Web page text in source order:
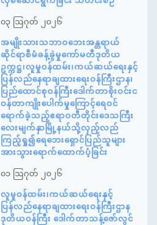
၀၃ ဩဂုတ် ၂၀၂၆
အမျိုးသားသဘာဝဘေးအန္တရာယ်
ဆိုင်ရာစီမံခန့်ခွဲမှုကော်မတီဒုတိယ
ဥက္ကဋ္ဌ၊လူမှုဝန်ထမ်း၊ကယ်ဆယ်ရေးနှင့်
ပြန်လည်နေရာချထားရေးဝန်ကြီးဌာန၊
ပြည်ထောင်စုဝန်ကြီးဒေါက်တာစိုးဝင်းင
ဝန်တာကျိုးပေါက်မှုကြောင့်ရေဝင်
ရောက်ခဲ့သည့်ဧရာဝတီတိုင်းဒေသကြီး
လေးမျက်နှာမြို့နယ်သို့လှည့်လည်
ကြည့်ရှု၍ရေဘေးရှောင်ပြည်သူများ
အားသွားရောက်ထောက်ပံ့ခြင်း
၀၁ ဩဂုတ် ၂၀၂၆
လူမှုဝန်ထမ်း၊ကယ်ဆယ်ရေးနှင့်
ပြန်လည်နေရာချထားရေးဝန်ကြီးဌာန
ဒုတိယဝန်ကြီး ဒေါက်တာသန့်ဇော်လွင်